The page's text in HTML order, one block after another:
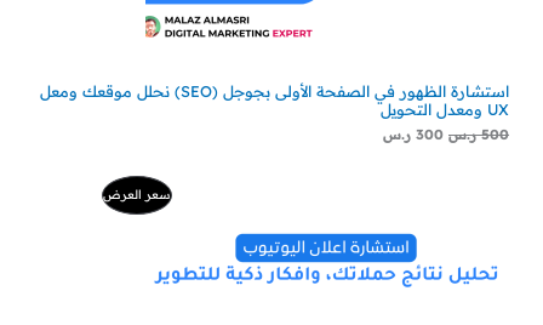
استشارة الظهور في الصفحة الأولى بجوجل (SEO) نحلل موقعك ومعل
UX ومعدل التحويل
500 ر.س 300 ر.س
سعر العرضمنتج
229 ر.س.